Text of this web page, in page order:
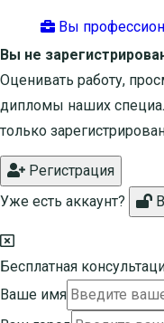
Вы
Вы не
Оценивать работу,
дипломы наших
только
Регистрация
Уже есть аккаунт?
Бесплатная
Ваше имя